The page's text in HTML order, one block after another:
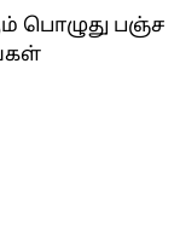
பொழுது பஞ்ச